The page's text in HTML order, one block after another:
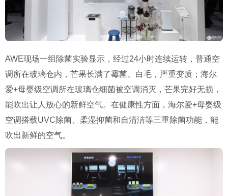
AWE现场一组除菌实验显示，经过24小时连续运转，普通空
调所在玻璃仓内，芒果长满了霉菌、白毛，严重变质；海尔
爱+母婴级空调所在玻璃仓细菌被空调消灭，芒果完好无损，
能吹出让人放心的新鲜空气。在健康性方面，海尔爱+母婴级
空调搭载UVC除菌、柔湿抑菌和自清洁等三重除菌功能，能
吹出新鲜的空气。